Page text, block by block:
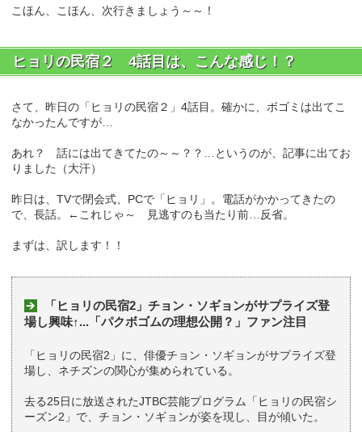
こほん、こほん、次行きましょう～～！
ヒョリの民宿２ 4話目は、こんな感じ！？
さて、昨日の「ヒョリの民宿２」4話目。確かに、ボゴミは出てこ
なかったんですが…
あれ？ 話には出てきてたの～～？？…というのが、記事に出てお
りました（大汗）
昨日は、TVで閉会式、PCで「ヒョリ」。電話がかかってきたの
で、長話。←これじゃ～ 見逃すのも当たり前…反省。
まずは、訳します！！
「ヒョリの民宿2」チョン・ソギョンがサプライズ登
場し興味↑...「パクボゴムの理想公開？」ファン注目
「ヒョリの民宿2」に、俳優チョン・ソギョンがサプライズ登
場し、ネチズンの関心が集められている。
去る25日に放送されたJTBC芸能プログラム「ヒョリの民宿シ
ーズン2」で、チョン・ソギョンが姿を現し、目が傾いた。